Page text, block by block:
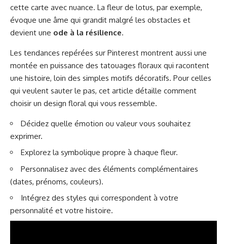
cette carte avec nuance. La fleur de lotus, par exemple,
évoque une âme qui grandit malgré les obstacles et
devient une ode à la résilience.
Les tendances repérées sur Pinterest montrent aussi une
montée en puissance des tatouages floraux qui racontent
une histoire, loin des simples motifs décoratifs. Pour celles
qui veulent sauter le pas, cet article détaille comment
choisir un design floral qui vous ressemble.
Décidez quelle émotion ou valeur vous souhaitez
exprimer.
Explorez la symbolique propre à chaque fleur.
Personnalisez avec des éléments complémentaires
(dates, prénoms, couleurs).
Intégrez des styles qui correspondent à votre
personnalité et votre histoire.